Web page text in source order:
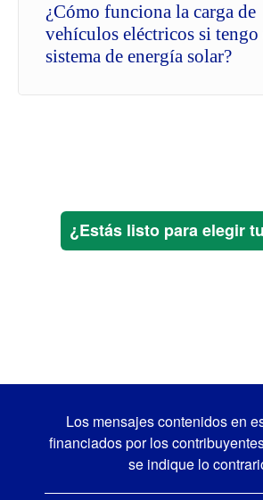
¿Cómo funciona la carga de
vehículos eléctricos si tengo
sistema de energía solar?
¿Estás listo para elegir
Los mensajes contenidos en
financiados por los
se indique lo